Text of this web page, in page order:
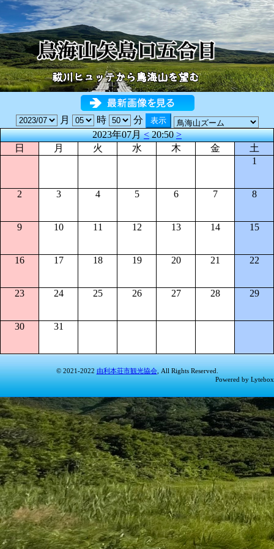
月 時
分
2023年07月<20:50>
日
月 火 水 木 金
土
1
2 3 4 5 6 7 8
9 10 11 12 13 14 15
16 17 18 19 20 21 22
23 24 25 26 27 28 29
30 31
© 2021-2022 由利本荘市観光協会, All Rights Reserved.
Powered by Lytebox